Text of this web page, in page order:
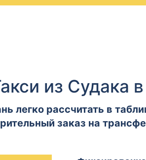
из Судака
легко рассчитать в
заказ на